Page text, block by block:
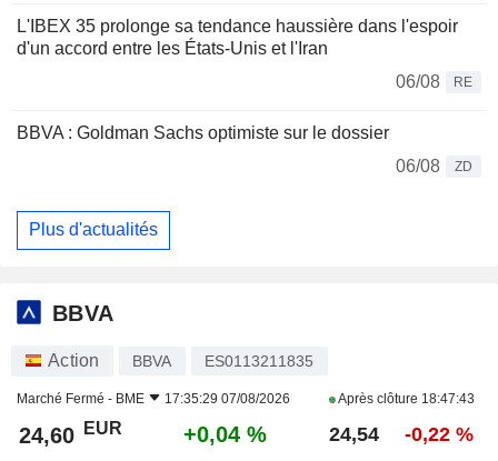
L'IBEX 35 prolonge sa tendance haussière dans l'espoir
d'un accord entre les États-Unis et l'Iran
06/08
RE
BBVA : Goldman Sachs optimiste sur le dossier
06/08
ZD
Plus d'actualités
BBVA
Action BBVA ES0113211835
Marché Fermé - BME 17:35:29 07/08/2026 Après clôture 18:47:43
24,60 EUR +0,04 % 24,54 -0,22 %